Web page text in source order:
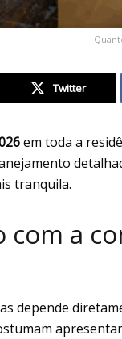
Twitter
em toda a
tranquila.
com a
depende